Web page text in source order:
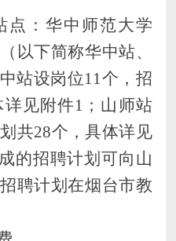
点：华中师范大学
以下简称华中站、
站设岗位11个，招
见附件1；山师站
共28个，具体详见
的招聘计划可向山
聘计划在烟台市教